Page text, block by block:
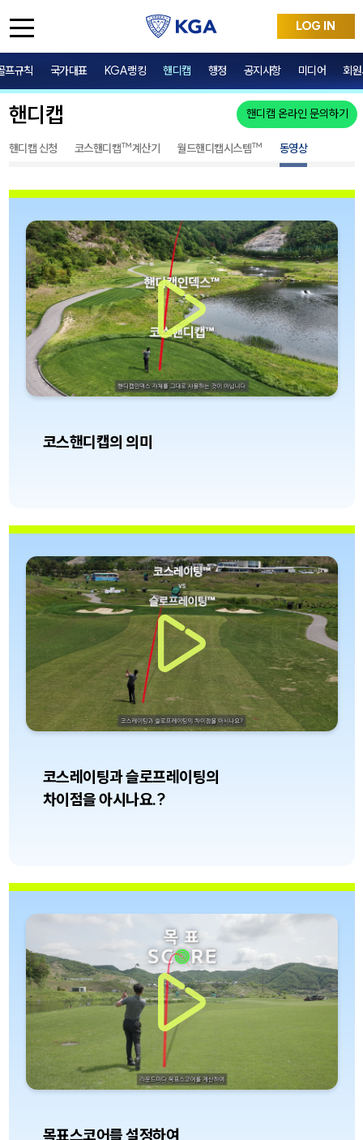
LOG IN
프규칙 국가대표 KGA랭킹 핸디캡 행정 공지사항 미디어 회
핸디캡
핸디캡 신청 코스핸디캡™계산기 월드핸디캡시스템™ 동영상
핸디캡 온라인 문의하기
코스핸디캡의 의미
코스레이팅과 슬로프레이팅의
차이점을 아시나요.?
목표스코어를 설정하여